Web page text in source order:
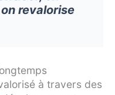
revalorise
à travers des